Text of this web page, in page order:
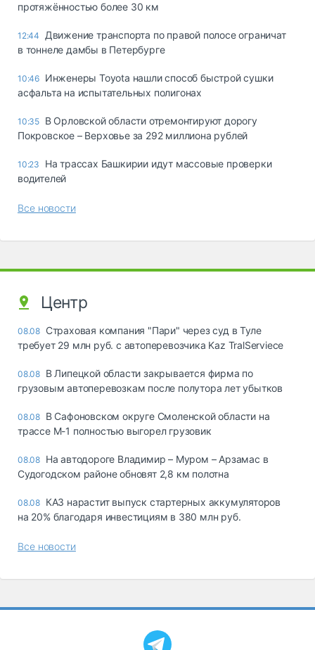
протяжённостью более 30 км
12:44
Движение транспорта по правой полосе ограничат
в тоннеле дамбы в Петербурге
10:46 Инженеры Toyota нашли способ быстрой сушки
асфальта на испытательных полигонах
10:35 В Орловской области отремонтируют дорогу
Покровское – Верховье за 292 миллиона рублей
10:23
На трассах Башкирии идут массовые проверки
водителей
Все новости
Центр
08.08 Страховая компания "Пари" через суд в Туле
требует 29 млн руб. с автоперевозчика Kaz TralServiece
08.08 В Липецкой области закрывается фирма по
грузовым автоперевозкам после полутора лет убытков
08.08 В Сафоновском округе Смоленской области на
трассе М-1 полностью выгорел грузовик
08.08 На автодороге Владимир – Муром – Арзамас в
Судогодском районе обновят 2,8 км полотна
08.08 КАЗ нарастит выпуск стартерных аккумуляторов
на 20% благодаря инвестициям в 380 млн руб.
Все новости